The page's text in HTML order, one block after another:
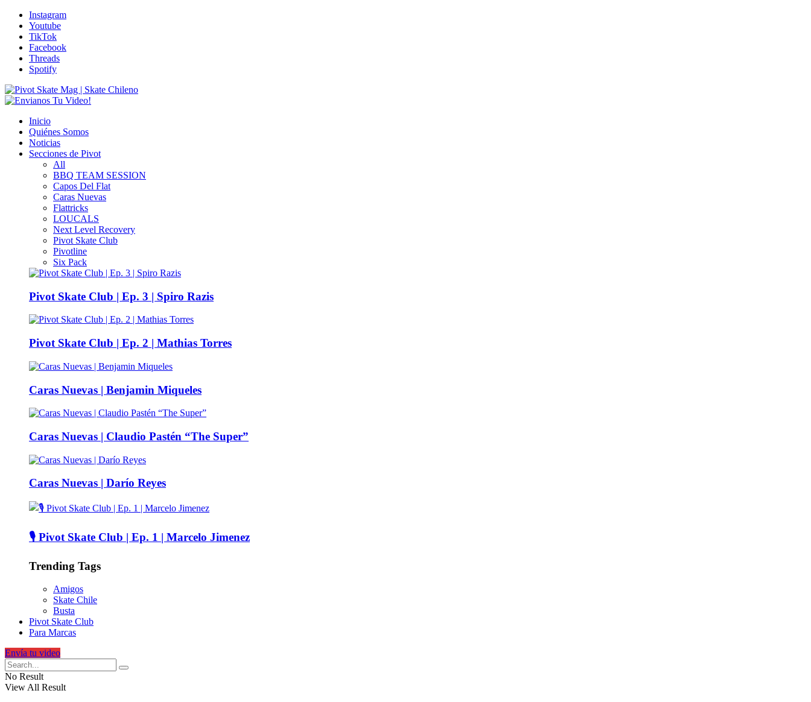
Instagram
Youtube
TikTok
Facebook
Threads
Spotify
Inicio
Quiénes Somos
Noticias
Secciones de Pivot
All
BBQ TEAM SESSION
Capos Del Flat
Caras Nuevas
Flattricks
LOUCALS
Next Level Recovery
Pivot Skate Club
Pivotline
Six Pack
Pivot Skate Club | Ep. 3 | Spiro Razis
Pivot Skate Club | Ep. 2 | Mathias Torres
Caras Nuevas | Benjamin Miqueles
Caras Nuevas | Claudio Pastén “The Super”
Caras Nuevas | Darío Reyes
🎙️ Pivot Skate Club | Ep. 1 | Marcelo Jimenez
Trending Tags
Amigos
Skate Chile
Busta
Pivot Skate Club
Para Marcas
Envía tu video
No Result
View All Result